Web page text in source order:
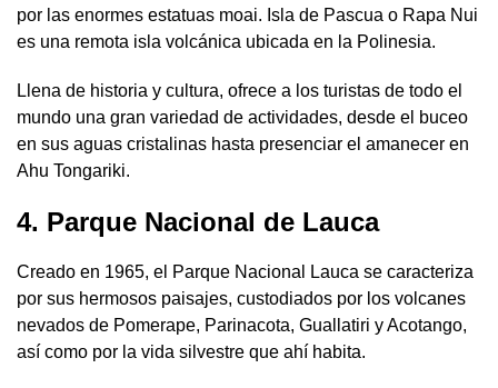
por las enormes estatuas moai. Isla de Pascua o Rapa Nui
es una remota isla volcánica ubicada en la Polinesia.
Llena de historia y cultura, ofrece a los turistas de todo el
mundo una gran variedad de actividades, desde el buceo
en sus aguas cristalinas hasta presenciar el amanecer en
Ahu Tongariki.
4. Parque Nacional de Lauca
Creado en 1965, el Parque Nacional Lauca se caracteriza
por sus hermosos paisajes, custodiados por los volcanes
nevados de Pomerape, Parinacota, Guallatiri y Acotango,
así como por la vida silvestre que ahí habita.